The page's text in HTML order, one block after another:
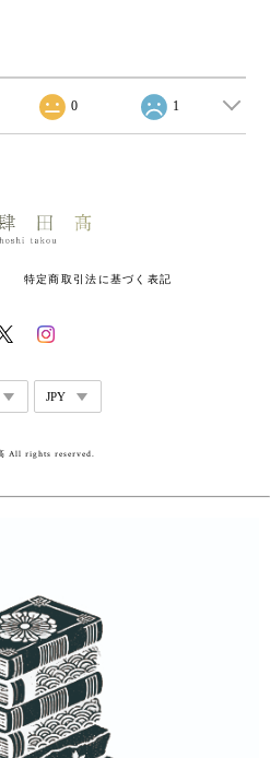
0 1
特定商取引法に基づく表記
All rights reserved.